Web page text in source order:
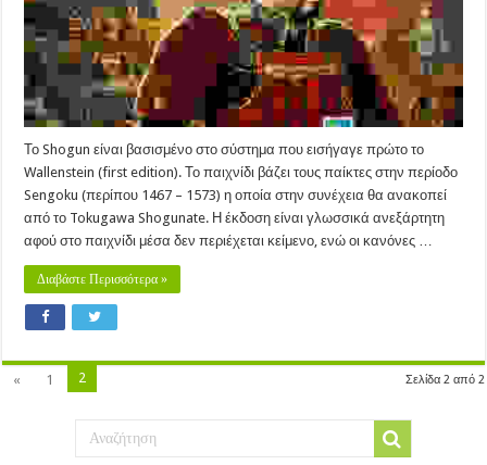
Το Shogun είναι βασισμένο στο σύστημα που εισήγαγε πρώτο το
Wallenstein (first edition). Το παιχνίδι βάζει τους παίκτες στην περίοδο
Sengoku (περίπου 1467 – 1573) η οποία στην συνέχεια θα ανακοπεί
από το Tokugawa Shogunate. Η έκδοση είναι γλωσσικά ανεξάρτητη
αφού στο παιχνίδι μέσα δεν περιέχεται κείμενο, ενώ οι κανόνες …
Διαβάστε Περισσότερα »
Σελίδα 2 από 2
« 1 2